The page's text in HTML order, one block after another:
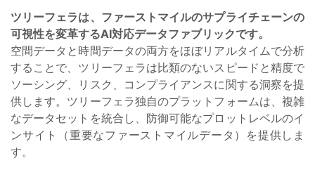
ツリーフェラは、ファーストマイルのサプライチェーンの
可視性を変革するAI対応データファブリックです。
空間データと時間データの両方をほぼリアルタイムで分析
することで、ツリーフェラは比類のないスピードと精度で
ソーシング、リスク、コンプライアンスに関する洞察を提
供します。ツリーフェラ独自のプラットフォームは、複雑
なデータセットを統合し、防御可能なプロットレベルのイ
ンサイト（重要なファーストマイルデータ）を提供しま
す。